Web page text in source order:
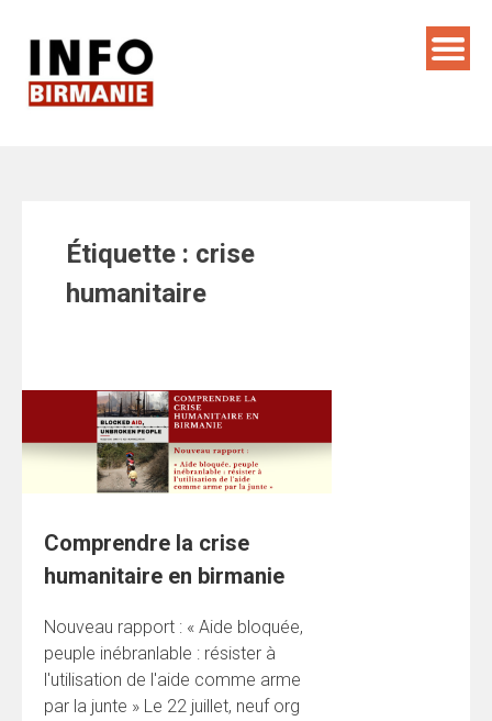
Étiquette : crise
humanitaire
Comprendre la crise
humanitaire en birmanie
Nouveau rapport : « Aide bloquée,
peuple inébranlable : résister à
l'utilisation de l'aide comme arme
par la junte » Le 22 juillet, neuf org